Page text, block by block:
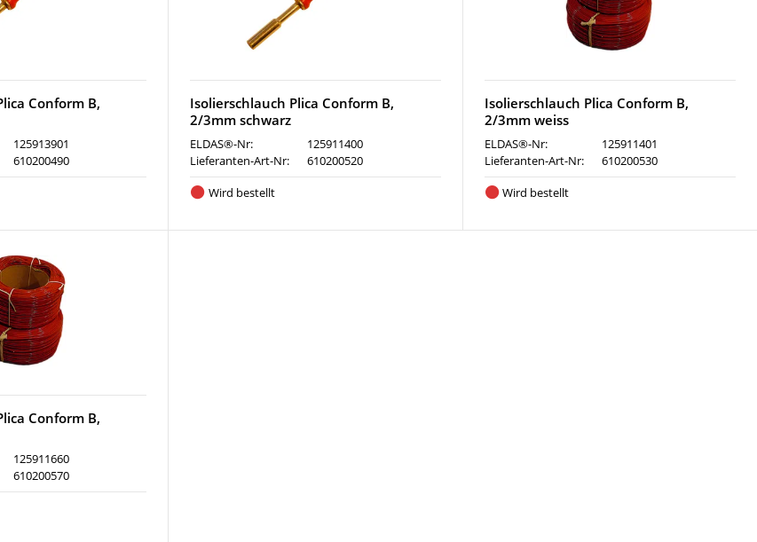
Conform B,
125913901
610200490
Isolierschlauch Plica Conform B,
2/3mm schwarz
ELDAS®-Nr:
125911400
Lieferanten-Art-Nr:
610200520
Wird bestellt
Isolierschlauch Plica Conform B,
2/3mm weiss
ELDAS®-Nr:
125911401
Lieferanten-Art-Nr:
610200530
Wird bestellt
Conform B,
125911660
610200570